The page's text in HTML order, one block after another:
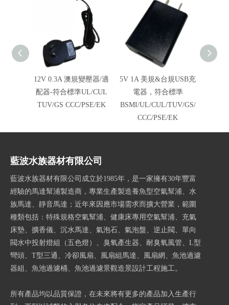
12V 0.3A 澳規變壓器/適
配器-符合標準UL/CUL
TUV/GS CCC/PSE/EK
5V 1A 美規&台規USB充
電器，符合標準
BSMI/UL/CUL/TUV/GS/
CCC/PSE/EK
藍波水族器材有限公司
藍波水族器材有限公司成立於1985年，是一家擁有30年豐富
經驗的馬達幫浦製造商，專業生產製造養魚型空氣幫浦、水
族馬達、靜音馬達；近年來因應市場需求而擴大營業，範圍
種類包括：特殊規格空氣幫浦、健康床專用空氣幫浦、充氣
床墊、擴香儀、沉水馬達、氣泡石、氣泡盤、逆止閥、單向
閥水中投射燈組（五色燈）、臭氧產生器、耐臭氧風管、L型
彎頭、T型三通、冷卻風扇、風扇組馬達、風扇網、魚池過濾
器組、魚池過濾桶、魚池過濾景觀造景設計工程施工。
所有產品均以品質保證，在未來將有更多的產品加入生產行